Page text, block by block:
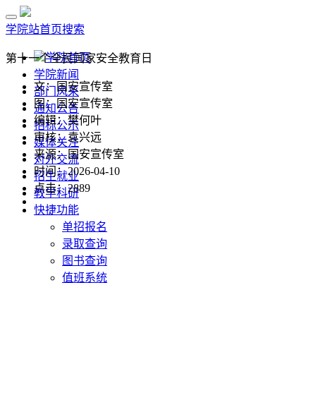
学院站首页搜索
学院首页
学院新闻
部门风采
通知公告
招标公示
媒体关注
对外交流
招生就业
教学科研
快捷功能
单招报名
录取查询
图书查询
值班系统
第十一个全民国家安全教育日
文：国安宣传室
图：国安宣传室
编辑：樊何叶
审核：袁兴远
来源：国安宣传室
时间：2026-04-10
点击：2889